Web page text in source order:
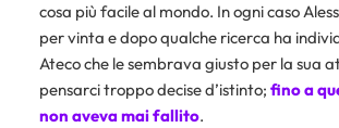
cosa più facile al mondo. In ogni caso
per vinta e dopo qualche ricerca ha
Ateco che le sembrava giusto per la sua
pensarci troppo decise d’istinto; fino a
non aveva mai fallito.